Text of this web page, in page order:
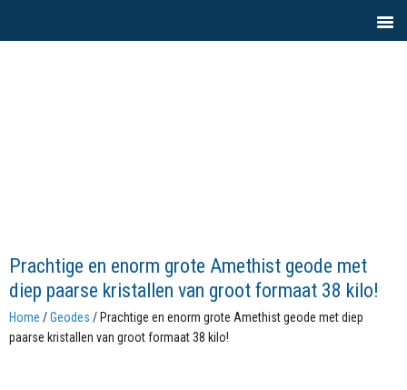
Prachtige en enorm grote Amethist geode met
diep paarse kristallen van groot formaat 38 kilo!
Home /Geodes / Prachtige en enorm grote Amethist geode met diep
paarse kristallen van groot formaat 38 kilo!